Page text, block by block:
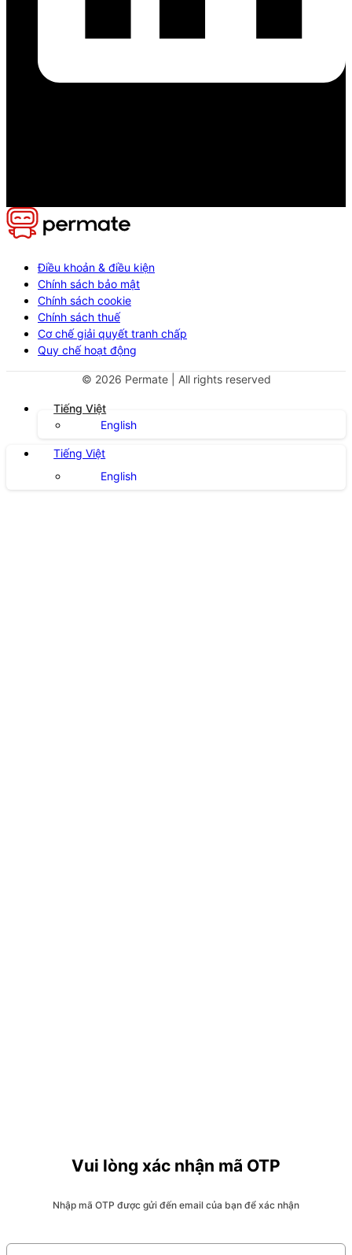
Điều khoản & điều kiện
Chính sách bảo mật
Chính sách cookie
Chính sách thuế
Cơ chế giải quyết tranh chấp
Quy chế hoạt động
© 2026 Permate | All rights reserved
Tiếng Việt
English
Tiếng Việt
English
Vui lòng xác nhận mã OTP
Nhập mã OTP được gửi đến email của bạn để xác nhận